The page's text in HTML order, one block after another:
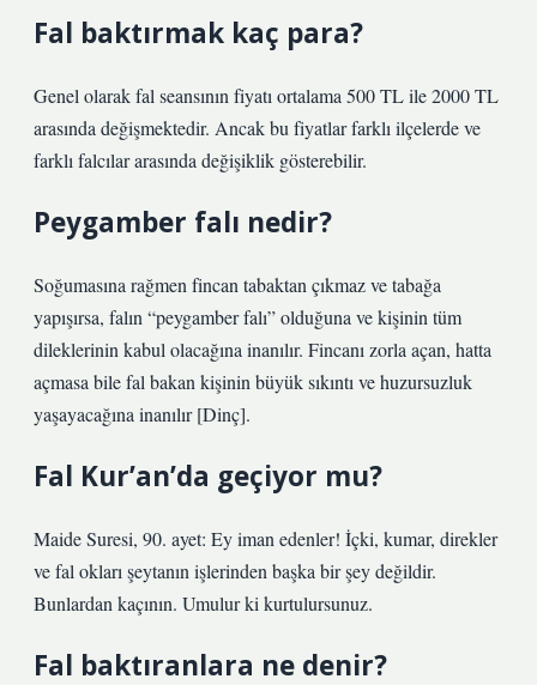
Fal baktırmak kaç para?
Genel olarak fal seansının fiyatı ortalama 500 TL ile 2000 TL
arasında değişmektedir. Ancak bu fiyatlar farklı ilçelerde ve
farklı falcılar arasında değişiklik gösterebilir.
Peygamber falı nedir?
Soğumasına rağmen fincan tabaktan çıkmaz ve tabağa
yapışırsa, falın “peygamber falı” olduğuna ve kişinin tüm
dileklerinin kabul olacağına inanılır. Fincanı zorla açan, hatta
açmasa bile fal bakan kişinin büyük sıkıntı ve huzursuzluk
yaşayacağına inanılır [Dinç].
Fal Kur’an’da geçiyor mu?
Maide Suresi, 90. ayet: Ey iman edenler! İçki, kumar, direkler
ve fal okları şeytanın işlerinden başka bir şey değildir.
Bunlardan kaçının. Umulur ki kurtulursunuz.
Fal baktıranlara ne denir?